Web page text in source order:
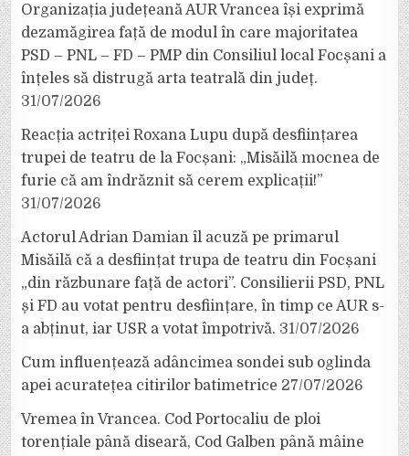
Organizația județeană AUR Vrancea își exprimă
dezamăgirea față de modul în care majoritatea
PSD – PNL – FD – PMP din Consiliul local Focșani a
înțeles să distrugă arta teatrală din județ.
31/07/2026
Reacția actriței Roxana Lupu după desființarea
trupei de teatru de la Focșani: „Misăilă mocnea de
furie că am îndrăznit să cerem explicații!”
31/07/2026
Actorul Adrian Damian îl acuză pe primarul
Misăilă că a desființat trupa de teatru din Focșani
„din răzbunare față de actori”. Consilierii PSD, PNL
și FD au votat pentru desființare, în timp ce AUR s-
a abținut, iar USR a votat împotrivă. 31/07/2026
Cum influențează adâncimea sondei sub oglinda
apei acuratețea citirilor batimetrice 27/07/2026
Vremea în Vrancea. Cod Portocaliu de ploi
torențiale până diseară, Cod Galben până mâine